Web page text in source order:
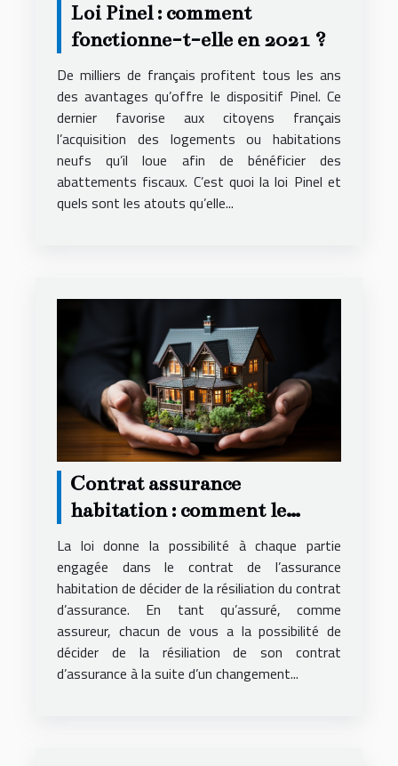
Loi Pinel : comment
fonctionne-t-elle en 2021 ?
De milliers de français profitent tous les ans
des avantages qu’offre le dispositif Pinel. Ce
dernier favorise aux citoyens français
l’acquisition des logements ou habitations
neufs qu’il loue afin de bénéficier des
abattements fiscaux. C’est quoi la loi Pinel et
quels sont les atouts qu’elle...
Contrat assurance
habitation : comment le
résilier ?
La loi donne la possibilité à chaque partie
engagée dans le contrat de l’assurance
habitation de décider de la résiliation du contrat
d’assurance. En tant qu’assuré, comme
assureur, chacun de vous a la possibilité de
décider de la résiliation de son contrat
d’assurance à la suite d’un changement...